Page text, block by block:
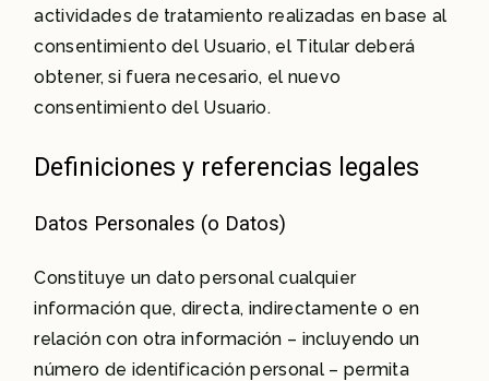
actividades de tratamiento realizadas en base al
consentimiento del Usuario, el Titular deberá
obtener, si fuera necesario, el nuevo
consentimiento del Usuario.
Definiciones y referencias legales
Datos Personales (o Datos)
Constituye un dato personal cualquier
información que, directa, indirectamente o en
relación con otra información – incluyendo un
número de identificación personal – permita